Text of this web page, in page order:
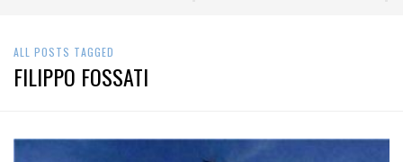
ALL POSTS TAGGED
FILIPPO FOSSATI